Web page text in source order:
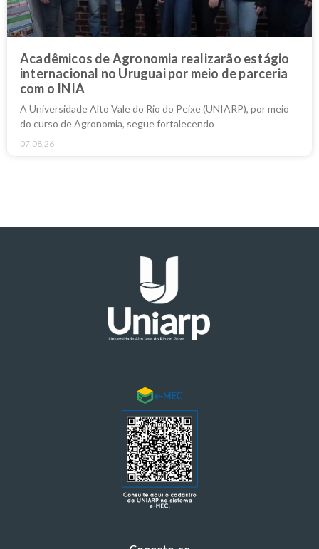
Acadêmicos de Agronomia realizarão estágio
internacional no Uruguai por meio de parceria
com o INIA
A Universidade Alto Vale do Rio do Peixe (UNIARP), por meio
do curso de Agronomia, segue fortalecendo
07.08.26